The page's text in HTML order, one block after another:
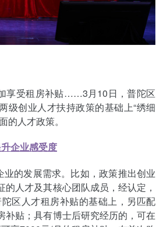
享受租房补贴……3月10日，普陀区
级创业人才扶持政策的基础上“绣细
的人才政策。
企业感受度
业的发展需求。比如，政策推出创业
人才及其核心团队成员，经认定，
区人才租房补贴的基础上，另匹配
贴；具有博士后研究经历的，可在